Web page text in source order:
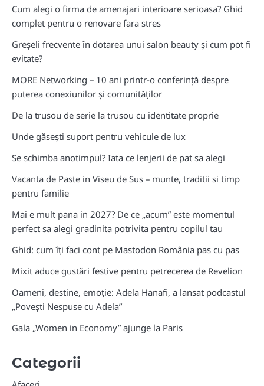
Cum alegi o firma de amenajari interioare serioasa? Ghid
complet pentru o renovare fara stres
Greșeli frecvente în dotarea unui salon beauty și cum pot fi
evitate?
MORE Networking – 10 ani printr-o conferință despre
puterea conexiunilor și comunităților
De la trusou de serie la trusou cu identitate proprie
Unde găsești suport pentru vehicule de lux
Se schimba anotimpul? Iata ce lenjerii de pat sa alegi
Vacanta de Paste in Viseu de Sus – munte, traditii si timp
pentru familie
Mai e mult pana in 2027? De ce „acum” este momentul
perfect sa alegi gradinita potrivita pentru copilul tau
Ghid: cum îți faci cont pe Mastodon România pas cu pas
Mixit aduce gustări festive pentru petrecerea de Revelion
Oameni, destine, emoție: Adela Hanafi, a lansat podcastul
„Povești Nespuse cu Adela”
Gala „Women in Economy” ajunge la Paris
Categorii